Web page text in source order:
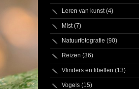
Leren van kunst(4)
Mist(7)
Natuurfotografie (90)
Reizen (36)
Vlinders en libellen (13)
Vogels (15)